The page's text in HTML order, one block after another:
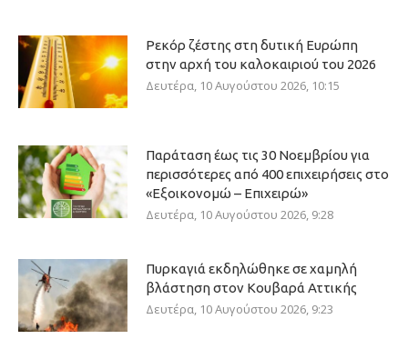
Ρεκόρ ζέστης στη δυτική Ευρώπη
στην αρχή του καλοκαιριού του 2026
Δευτέρα, 10 Αυγούστου 2026, 10:15
Παράταση έως τις 30 Νοεμβρίου για
περισσότερες από 400 επιχειρήσεις στο
«Εξοικονομώ – Επιχειρώ»
Δευτέρα, 10 Αυγούστου 2026, 9:28
Πυρκαγιά εκδηλώθηκε σε χαμηλή
βλάστηση στον Κουβαρά Αττικής
Δευτέρα, 10 Αυγούστου 2026, 9:23